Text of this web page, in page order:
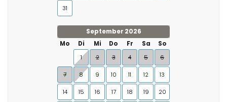
31
September 2026
Mo
Di Mi Do Fr Sa
So
1
2 3 4 5 6
7 8 9 10 11 12 13
14 15 16 17 18 19 20